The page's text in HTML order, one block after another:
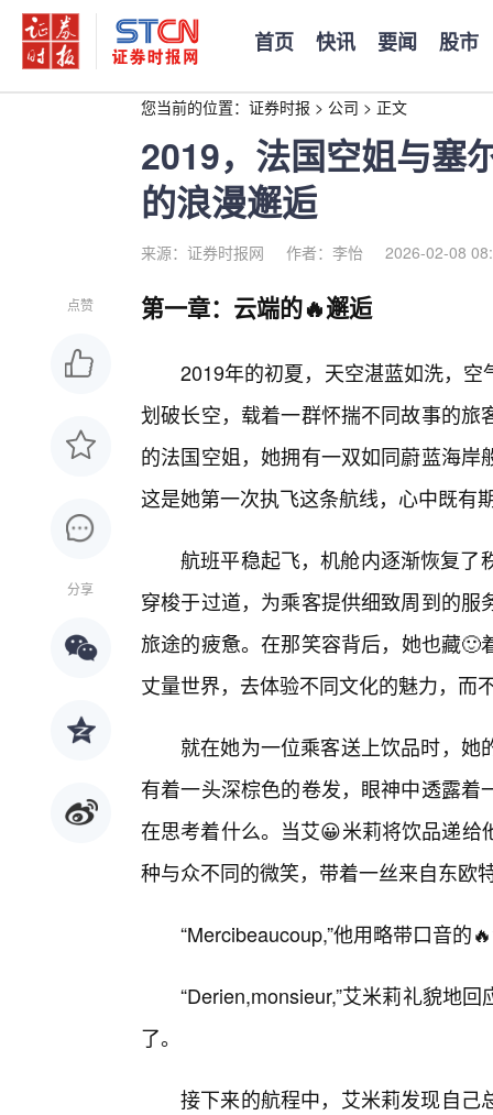
首页 快讯 要闻 股市
您当前的位置： 证券时报 > 公司 > 正文
2019，法国空姐与塞
的浪漫邂逅
来源：证券时报网 作者：李怡 2026-02-08
点赞
分享
第一章：云端的🔥邂逅
2019年的初夏，天空湛蓝如洗，
划破长空，载着一群怀揣不同故事的
的法国空姐，她拥有一双如同蔚蓝海
这是她第一次执飞这条航线，心中既有
航班平稳起飞，机舱内逐渐恢复了
穿梭于过道，为乘客提供细致周到的
旅途的疲惫。在那笑容背后，她也藏
丈量世界，去体验不同文化的魅力，而
就在她为一位乘客送上饮品时，
有着一头深棕色的卷发，眼神中透露
在思考着什么。当艾😀米莉将饮品递
种与众不同的微笑，带着一丝来自东欧
“Mercibeaucoup,”他用略带口音的
“Derien,monsieur,”艾米莉礼貌地
了。
接下来的航程中，艾米莉发现自己